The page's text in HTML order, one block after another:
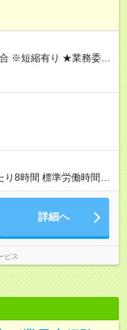
り ★業務委託
どちらかを選択して
用時と同じです。
り8時間 標準労働時間：
間 天候やカレンダーに
詳細へ
ビス